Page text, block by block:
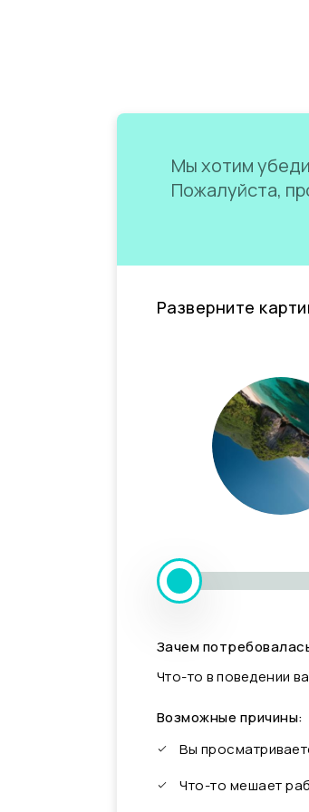
Мы хотим
Пожалуйста,
Разверните
Зачем
Что-то в поведении
Возможные причины:
Вы
Что-то мешает